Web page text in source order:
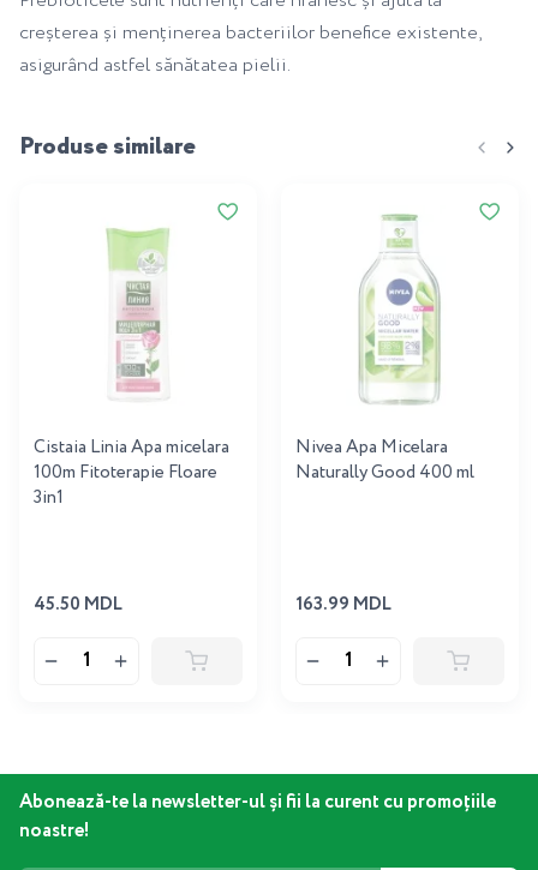
creșterea și menținerea bacteriilor benefice existente,
asigurând astfel sănătatea pielii.
Produse similare
Cistaia Linia Apa micelara
100m Fitoterapie Floare
3in1
45.50 MDL
Nivea Apa Micelara
Naturally Good 400 ml
163.99 MDL
Abonează-te la newsletter-ul și fii la curent cu promoțiile
noastre!